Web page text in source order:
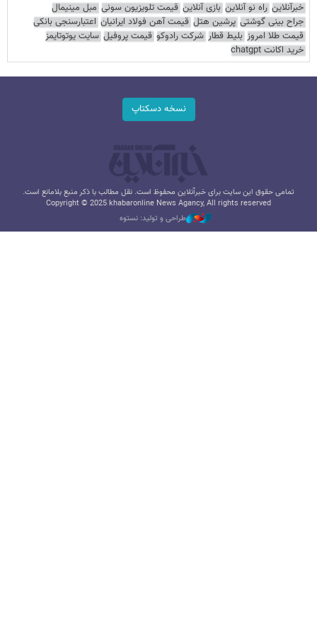
خبرآنلاین راه نو آنلاین بازی آنلاین قیمت تلویزیون سونی مبل مینیمال
جراح بینی گوشتی پرشین هتل قیمت آهن فولاد ایرانیان اعتبارسنجی بانکی
قیمت طلا امروز بلیط قطار شرکت رادوکو قیمت پروفیل سایت یوتوتایمز
خرید اکانت chatgpt
نسخه دسکتاپ
تمامی حقوق این سایت برای خبرآنلاین محفوظ است. نقل مطالب با ذکر منبع بلامانع است.
Copyright © 2025 khabaronline News Agancy, All rights reserved
طراحی و تولید: نستوه